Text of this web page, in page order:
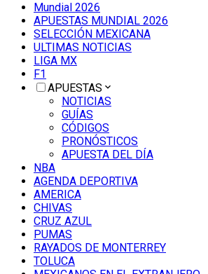
Mundial 2026
APUESTAS MUNDIAL 2026
SELECCIÓN MEXICANA
ULTIMAS NOTICIAS
LIGA MX
F1
APUESTAS
NOTICIAS
GUÍAS
CÓDIGOS
PRONÓSTICOS
APUESTA DEL DÍA
NBA
AGENDA DEPORTIVA
AMERICA
CHIVAS
CRUZ AZUL
PUMAS
RAYADOS DE MONTERREY
TOLUCA